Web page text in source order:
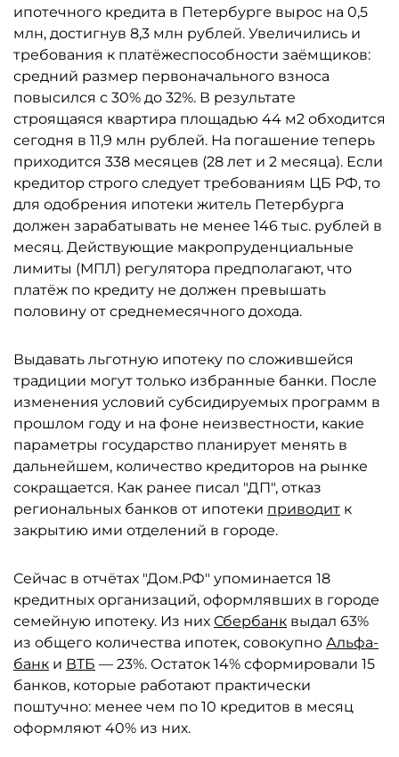
ипотечного кредита в Петербурге вырос на 0,5
млн, достигнув 8,3 млн рублей. Увеличились и
требования к платёжеспособности заёмщиков:
средний размер первоначального взноса
повысился с 30% до 32%. В результате
строящаяся квартира площадью 44 м2 обходится
сегодня в 11,9 млн рублей. На погашение теперь
приходится 338 месяцев (28 лет и 2 месяца). Если
кредитор строго следует требованиям ЦБ РФ, то
для одобрения ипотеки житель Петербурга
должен зарабатывать не менее 146 тыс. рублей в
месяц. Действующие макропруденциальные
лимиты (МПЛ) регулятора предполагают, что
платёж по кредиту не должен превышать
половину от среднемесячного дохода.
Выдавать льготную ипотеку по сложившейся
традиции могут только избранные банки. После
изменения условий субсидируемых программ в
прошлом году и на фоне неизвестности, какие
параметры государство планирует менять в
дальнейшем, количество кредиторов на рынке
сокращается. Как ранее писал "ДП", отказ
региональных банков от ипотеки приводит к
закрытию ими отделений в городе.
Сейчас в отчётах "Дом.РФ" упоминается 18
кредитных организаций, оформлявших в городе
семейную ипотеку. Из них Сбербанк выдал 63%
из общего количества ипотек, совокупно Альфа-
банк и ВТБ — 23%. Остаток 14% сформировали 15
банков, которые работают практически
поштучно: менее чем по 10 кредитов в месяц
оформляют 40% из них.